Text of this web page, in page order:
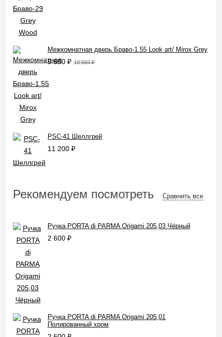
Межкомнатная дверь Браво-1.55 Look art/ Mirox Grey
9 550 ₽ 10 550₽
PSC-41 Шеллгрей
11 200 ₽
Рекомендуем посмотреть Сравнить все
Ручка PORTA di PARMA Origami 205,03 Чёрный
2 600 ₽
Ручка PORTA di PARMA Origami 205,01
Полированный хром